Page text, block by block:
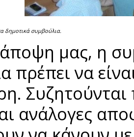
δημοτικά συμβούλια.
μας, η
πρέπει να
ανάλογες